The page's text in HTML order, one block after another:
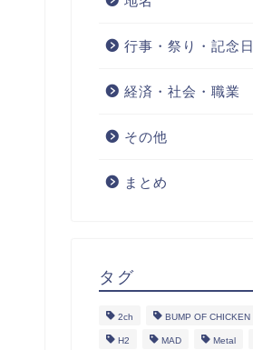
行事・祭り・記念日
経済・社会・職業
その他
まとめ
タグ
2ch BUMP OF CHICKEN
H2 MAD Metal